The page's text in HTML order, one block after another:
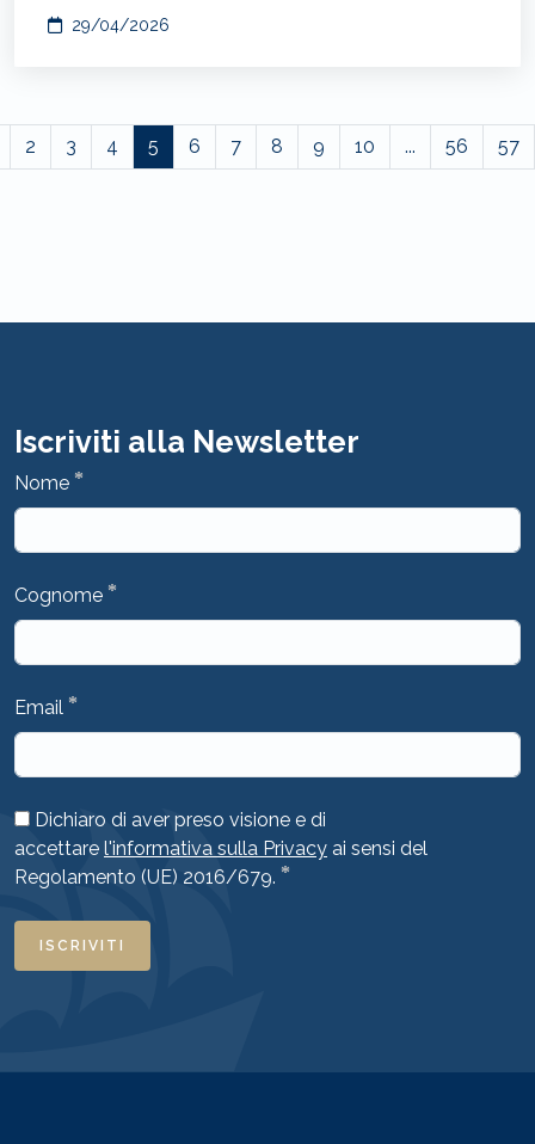
29/04/2026
2 3 4 5 6 7 8 9 10 ... 56 57
Iscriviti alla Newsletter
Nome *
Cognome *
Email *
Dichiaro di aver preso visione e di
accettare l'informativa sulla Privacy ai sensi del
Regolamento (UE) 2016/679. *
ISCRIVITI